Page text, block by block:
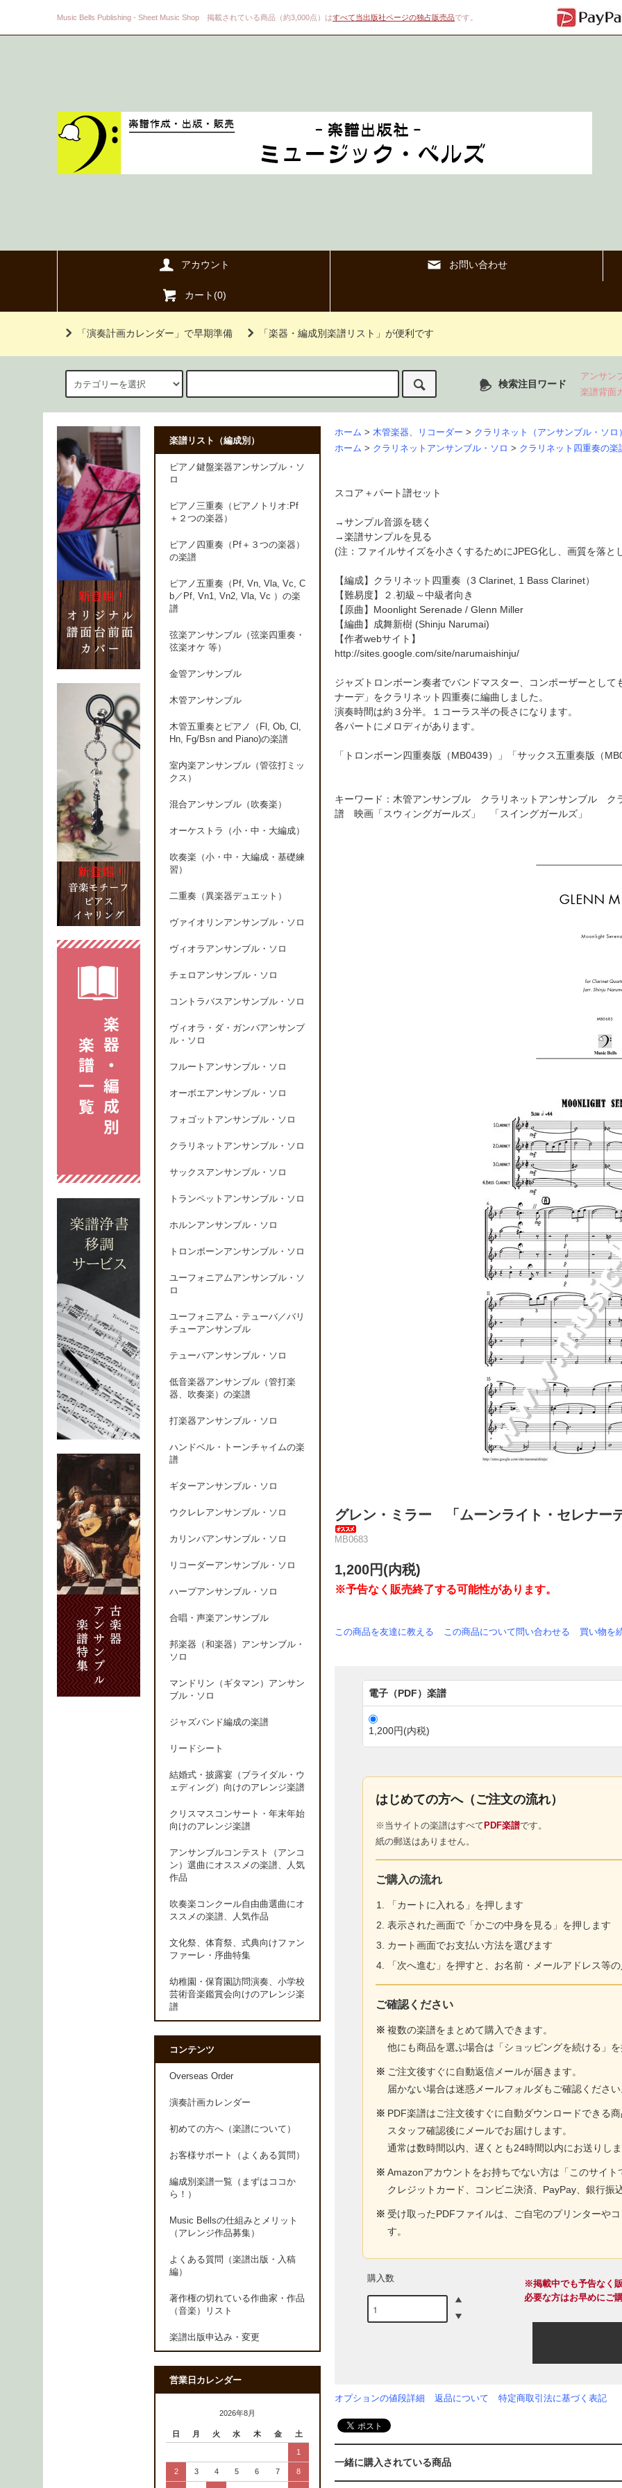
Music Bells Publishing - Sheet Music Shop 掲載されている商品（約3,000点）はすべて当出版社ページの独占販売品です。
アカウント お問い合わせ
カート(0)
「演奏計画カレンダー」で早期準備 「楽器・編成別楽譜リスト」が便利です
検索注目ワード
アンサン
楽譜背面
ホーム > 木管楽器、リコーダー > クラリネット（アンサンブル・ソロ
ホーム > クラリネットアンサンブル・ソロ > クラリネット四重奏の楽
スコア＋パート譜セット
→サンプル音源を聴く
→楽譜サンプルを見る
(注：ファイルサイズを小さくするためにJPEG化し、画質を落と
【編成】 クラリネット四重奏 （3 Clarinet, 1 Bass Clarinet）
【難易度】２.初級～中級者向き
【原曲】Moonlight Serenade / Glenn Miller
【編曲】 成舞新樹 (Shinju Narumai)
【作者webサイト】
http://sites.google.com/site/narumaishinju/
ジャズトロンボーン奏者でバンドマスター、コンポーザーとし
ナーデ」をクラリネット四重奏に編曲しました。
演奏時間は約３分半。１コーラス半の長さになります。
各パートにメロディがあります。
「 トロンボーン四重奏版（MB0439） 」「サックス五重奏版（
キーワード：木管アンサンブル クラリネットアンサンブル
譜 映画「スウィングガールズ」 「スイングガールズ」
グレン・ミラー 「ムーンライト・セレナー
MB0683
1,200円(内税)
※予告なく販売終了する可能性があります。
この商品を友達に教える この商品について問い合わせる 買い物を
電子（PDF）楽譜
1,200円(内税)
はじめての方へ（ご注文の流れ）
※当サイトの楽譜はすべて PDF楽譜です。
紙の郵送はありません。
ご購入の流れ
「カートに入れる」を押します
表示された画面で「かごの中身を見る」を押します
カート画面でお支払い方法を選びます
「次へ進む」を押すと、お名前・メールアドレス等
ご確認ください
※ 複数の楽譜をまとめて購入できます。
他にも商品を選ぶ場合は「ショッピングを続ける」
※ ご注文後すぐに自動返信メールが届きます。
届かない場合は迷惑メールフォルダもご確認くださ
※ PDF楽譜はご注文後すぐに自動ダウンロードできる
スタッフ確認後にメールでお届けします。
通常は数時間以内、遅くとも24時間以内にお送りし
※ Amazonアカウントをお持ちでない方は「このサイ
クレジットカード、コンビニ決済、PayPay、銀行振
※ 受け取ったPDFファイルは、ご自宅のプリンターや
す。
購入数
※掲載中でも予告なく
必要な方はお早めにご
オプションの値段詳細 返品について 特定商取引法に基づく表記
一緒に購入されている商品
楽譜リスト（編成別）
ピアノ鍵盤楽器アンサンブル・ソ
ロ
ピアノ三重奏（ピアノトリオ:Pf
＋２つの楽器）
ピアノ四重奏（Pf＋３つの楽器）
の楽譜
ピアノ五重奏（Pf, Vn, Vla, Vc, C
b／Pf, Vn1, Vn2, Vla, Vc ）の楽
譜
弦楽アンサンブル（弦楽四重奏・
弦楽オケ 等）
金管アンサンブル
木管アンサンブル
木管五重奏とピアノ（Fl, Ob, Cl,
Hn, Fg/Bsn and Piano)の楽譜
室内楽アンサンブル（管弦打ミッ
クス）
混合アンサンブル（吹奏楽）
オーケストラ（小・中・大編成）
吹奏楽（小・中・大編成・基礎練
習）
二重奏（異楽器デュエット）
ヴァイオリンアンサンブル・ソロ
ヴィオラアンサンブル・ソロ
チェロアンサンブル・ソロ
コントラバスアンサンブル・ソロ
ヴィオラ・ダ・ガンバアンサンブ
ル・ソロ
フルートアンサンブル・ソロ
オーボエアンサンブル・ソロ
フォゴットアンサンブル・ソロ
クラリネットアンサンブル・ソロ
サックスアンサンブル・ソロ
トランペットアンサンブル・ソロ
ホルンアンサンブル・ソロ
トロンボーンアンサンブル・ソロ
ユーフォニアムアンサンブル・ソ
ロ
ユーフォニアム・テューバ／バリ
チューアンサンブル
テューバアンサンブル・ソロ
低音楽器アンサンブル（管打楽
器、吹奏楽）の楽譜
打楽器アンサンブル・ソロ
ハンドベル・トーンチャイムの楽
譜
ギターアンサンブル・ソロ
ウクレレアンサンブル・ソロ
カリンバアンサンブル・ソロ
リコーダーアンサンブル・ソロ
ハープアンサンブル・ソロ
合唱・声楽アンサンブル
邦楽器（和楽器）アンサンブル・
ソロ
マンドリン（ギタマン）アンサン
ブル・ソロ
ジャズバンド編成の楽譜
リードシート
結婚式・披露宴（ブライダル・ウ
ェディング）向けのアレンジ楽譜
クリスマスコンサート・年末年始
向けのアレンジ楽譜
アンサンブルコンテスト（アンコ
ン）選曲にオススメの楽譜、人気
作品
吹奏楽コンクール自由曲選曲にオ
ススメの楽譜、人気作品
文化祭、体育祭、式典向けファン
ファーレ・序曲特集
幼稚園・保育園訪問演奏、小学校
芸術音楽鑑賞会向けのアレンジ楽
譜
コンテンツ
Overseas Order
演奏計画カレンダー
初めての方へ（楽譜について）
お客様サポート（よくある質問）
編成別楽譜一覧（まずはココか
ら！）
Music Bellsの仕組みとメリット
（アレンジ作品募集）
よくある質問（楽譜出版・入稿
編）
著作権の切れている作曲家・作品
（音楽）リスト
楽譜出版申込み・変更
営業日カレンダー
2026年8月
日 月 火 水 木 金 土
1
2 3 4 5 6 7 8